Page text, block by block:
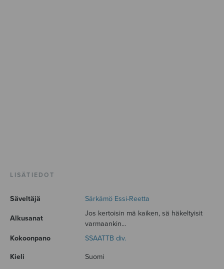
LISÄTIEDOT
Säveltäjä Särkämö Essi-Reetta
Alkusanat
Jos kertoisin mä kaiken, sä häkeltyisit
varmaankin...
Kokoonpano
SSAATTB div.
Kieli Suomi